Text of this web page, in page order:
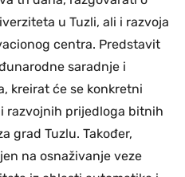
u Tuzli, ali i razvoja
centra. Predstavit
saradnje i
kreirat će se konkretni
razvojnih prijedloga bitnih
grad Tuzlu. Također,
na osnaživanje veze